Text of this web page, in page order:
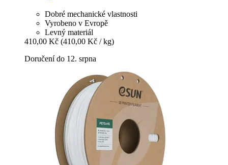
Dobré mechanické vlastnosti
Vyrobeno v Evropě
Levný materiál
410,00 Kč (410,00 Kč / kg)
Doručení do 12. srpna